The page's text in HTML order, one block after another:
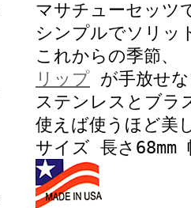
マサチューセッツ
シンプルでソリッ
これからの季節、
リップ が手放せ
ステンレスとブラ
使えば使うほど美
サイズ 長さ68mm